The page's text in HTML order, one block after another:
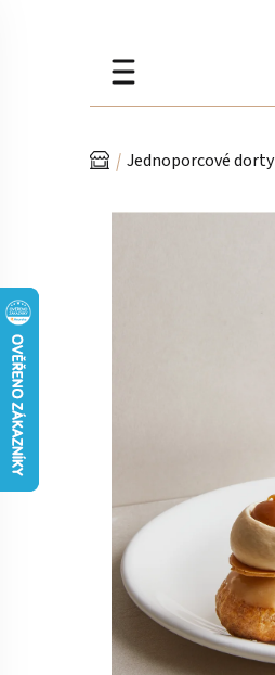
Domů
Jednoporcové dorty